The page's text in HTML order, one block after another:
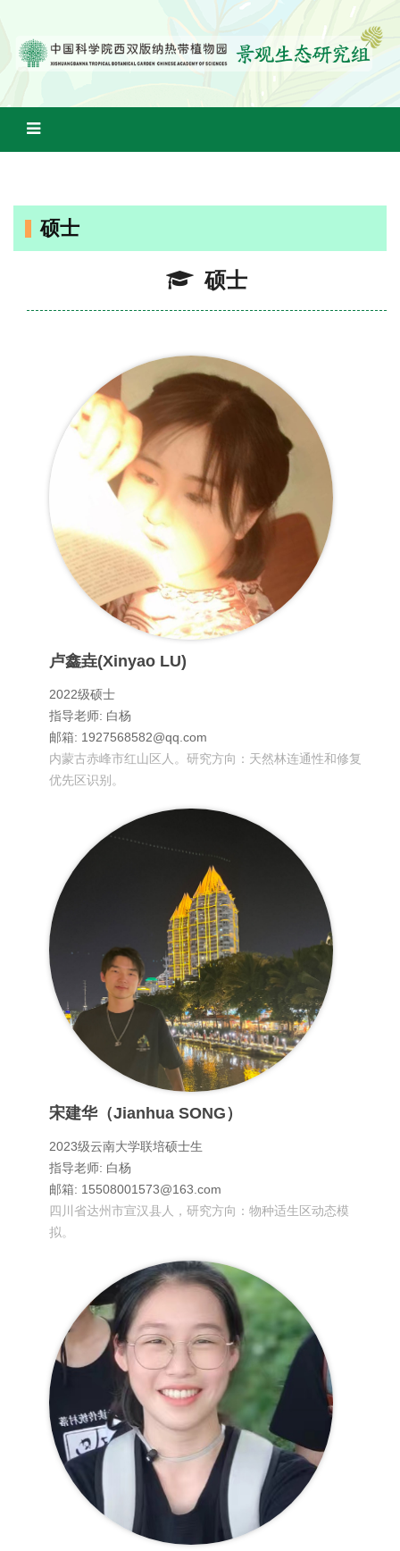
硕士
硕士
卢鑫垚(Xinyao LU)
2022级硕士
指导老师: 白杨
邮箱: 1927568582@qq.com
内蒙古赤峰市红山区人。研究方向：天然林连通性和修复
优先区识别。
宋建华（Jianhua SONG）
2023级云南大学联培硕士生
指导老师: 白杨
邮箱: 15508001573@163.com
四川省达州市宣汉县人，研究方向：物种适生区动态模
拟。